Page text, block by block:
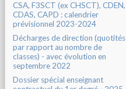
CSA, F3SCT (ex CHSCT), CDEN,
CDAS, CAPD : calendrier
prévisionnel 2023-2024
Décharges de direction (quotités
par rapport au nombre de
classes) - avec évolution en
septembre 2022
Dossier spécial enseignant